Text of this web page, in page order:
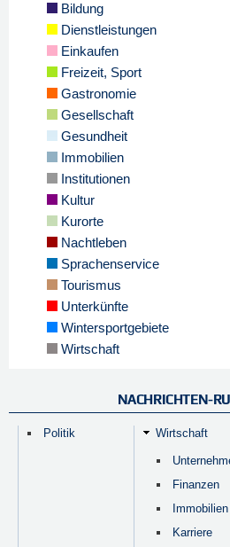
Bildung
Dienstleistungen
Einkaufen
Freizeit, Sport
Gastronomie
Gesellschaft
Gesundheit
Immobilien
Institutionen
Kultur
Kurorte
Nachtleben
Sprachenservice
Tourismus
Unterkünfte
Wintersportgebiete
Wirtschaft
NACHRICHTEN-
Politik Wirtschaft
Finanzen
Immobilien
Karriere